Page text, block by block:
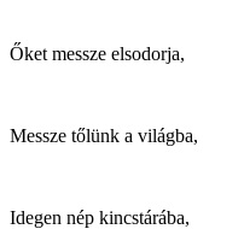
Őket messze elsodorja,
Messze tőlünk a világba,
Idegen nép kincstárába,